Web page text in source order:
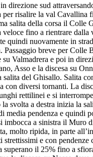
direzione sud
per risalire la val Cavallina
salita della corsa il Colle
veloce fino a rientrare dalla
quindi nuovamente in
breve per Colle
su Valmadrera e poi in
Asso e la discesa su
del Ghisallo. Salita
con diversi tornanti. La
rettilinei e si
svolta a destra inizia la
media pendenza e quindi
imbocca a sinistra il Muro
molto ripida, in parte
strettissimi e con pendenze
superano il 25% fino a